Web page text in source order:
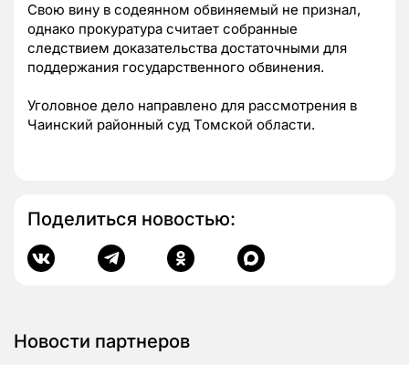
Свою вину в содеянном обвиняемый не признал,
однако прокуратура считает собранные
следствием доказательства достаточными для
поддержания государственного обвинения.
Уголовное дело направлено для рассмотрения в
Чаинский районный суд Томской области.
Поделиться новостью:
Новости партнеров